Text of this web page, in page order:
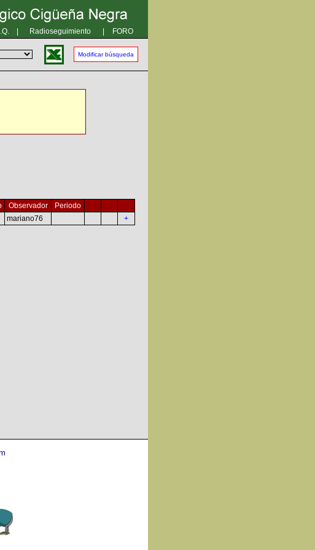
Radioseguimiento FORO
Modificar búsqueda
Observador
Periodo
mariano76 +